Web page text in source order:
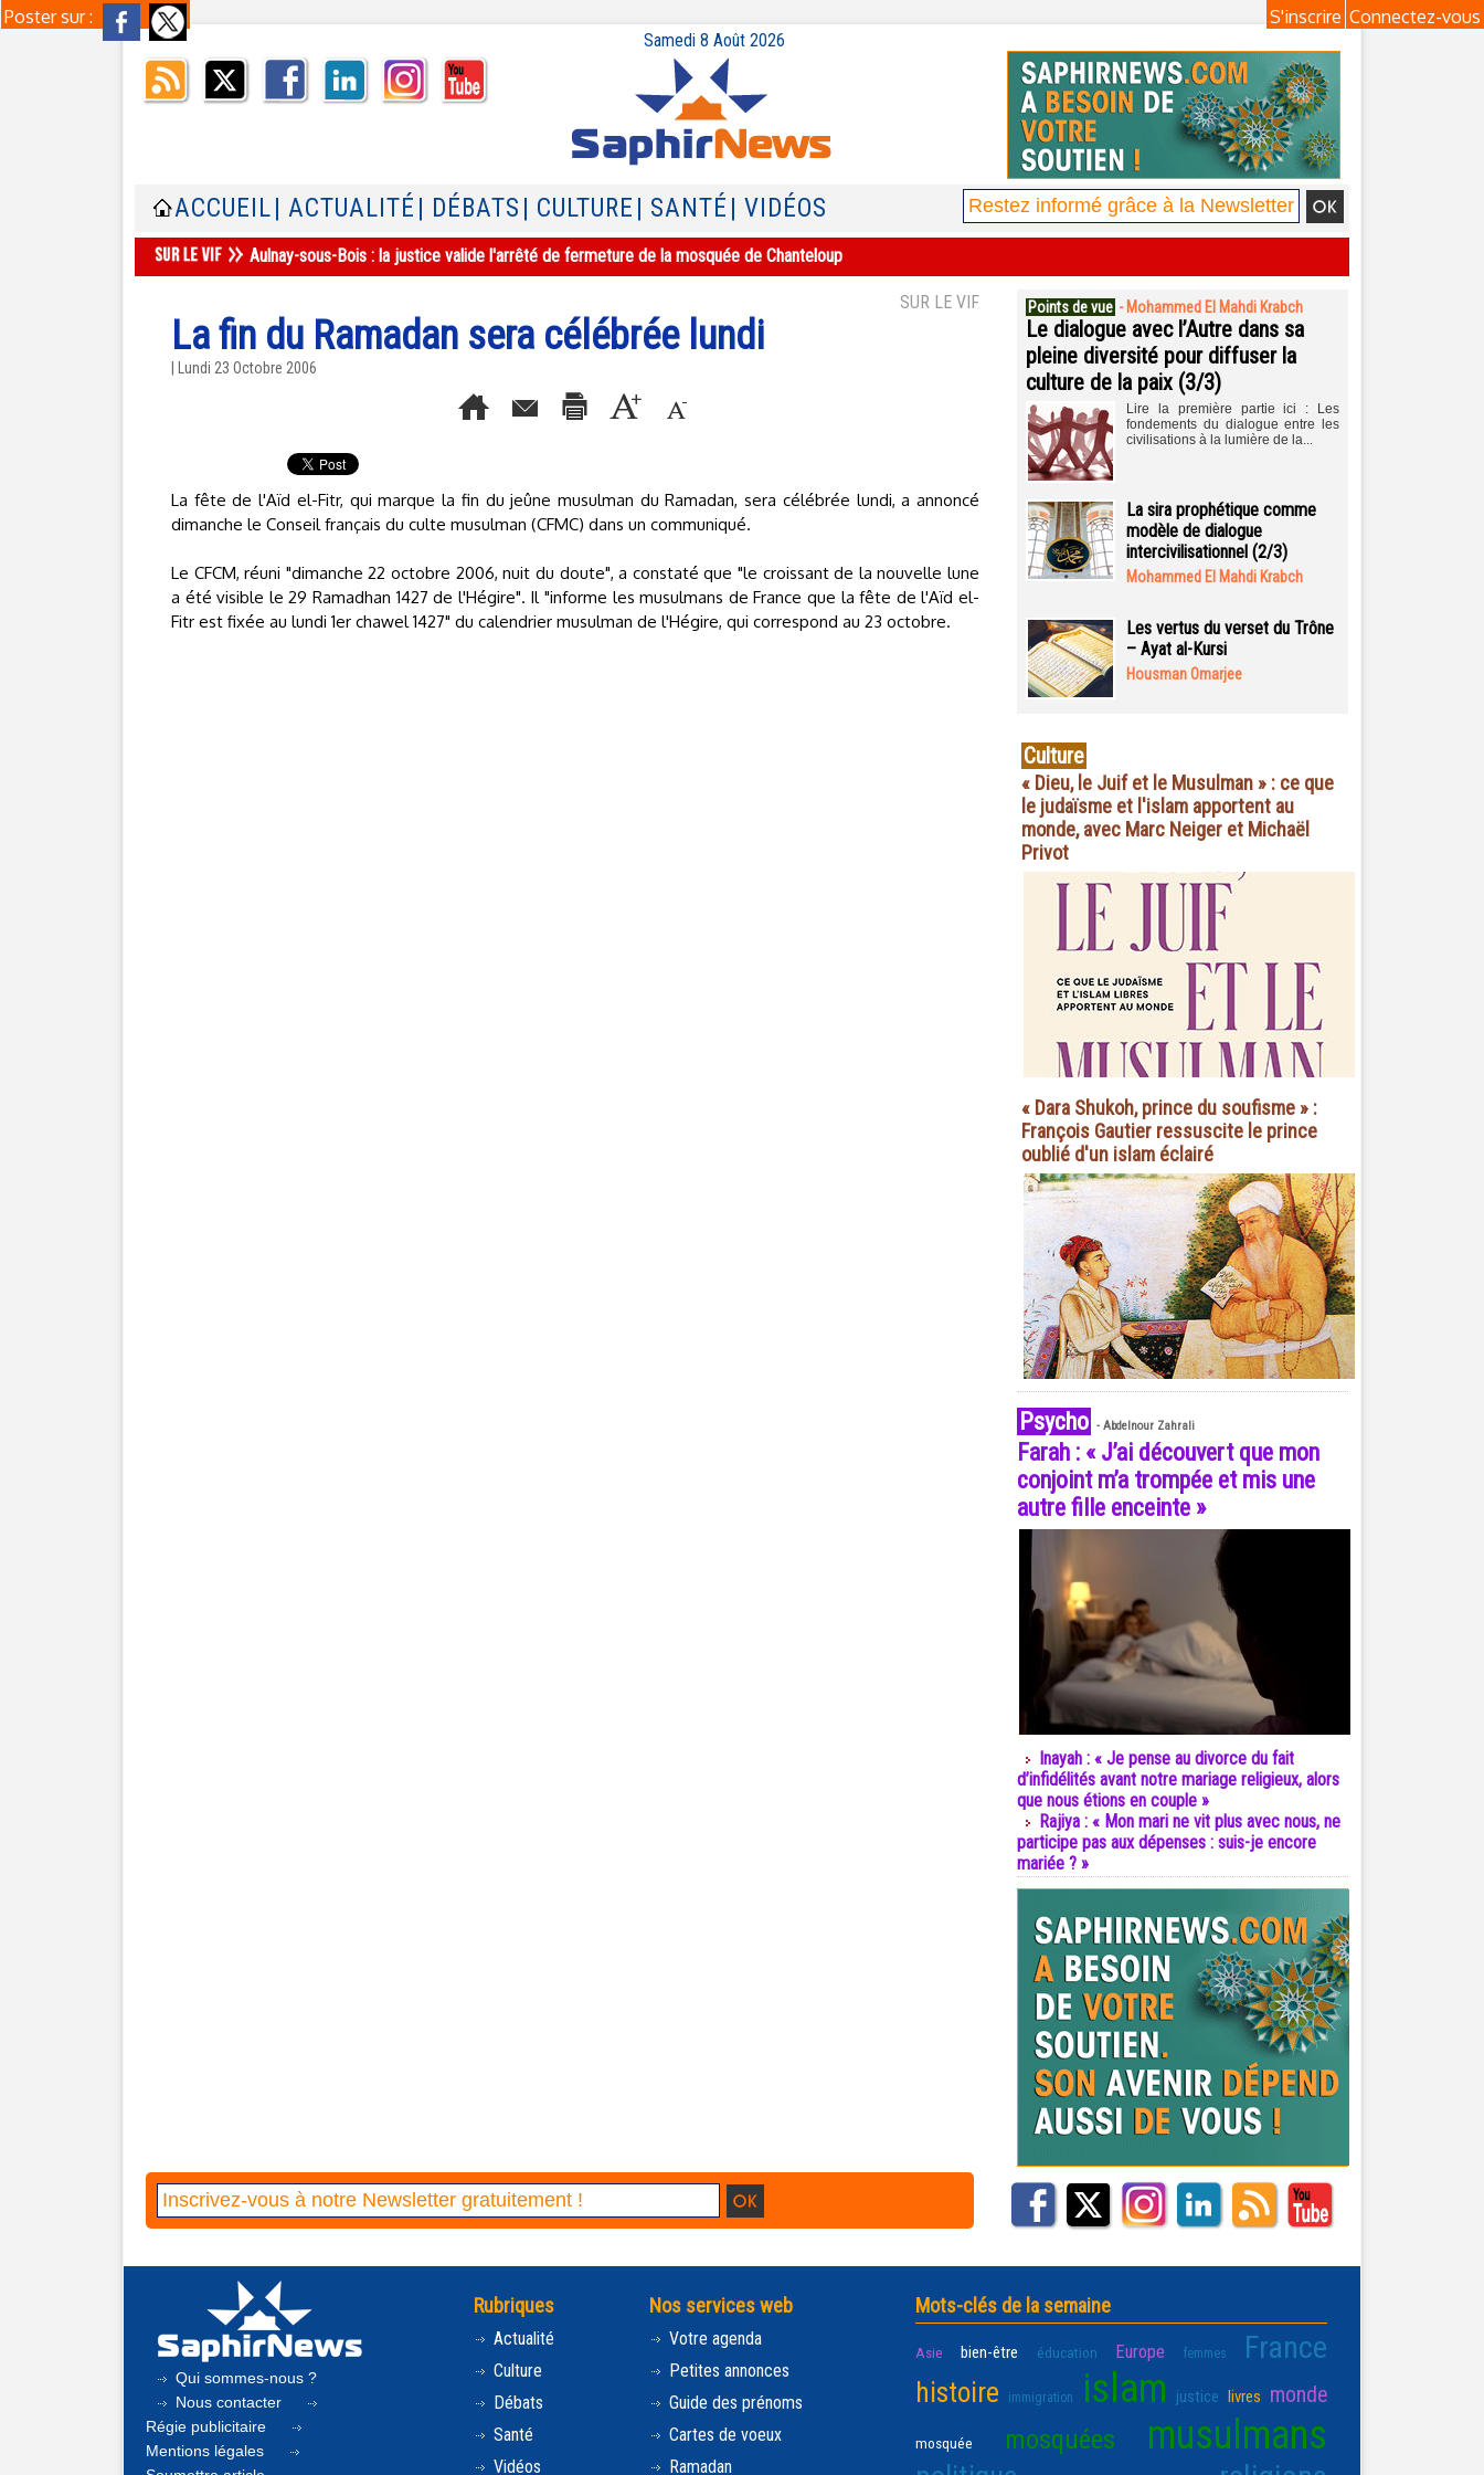
Poster sur : Connectez-vous
S'inscrire
Samedi 8 Août 2026
ACCUEIL | ACTUALITÉ | DÉBATS | CULTURE | SANTÉ | VIDÉOS
Aulnay-sous-Bois : la justice valide l'arrêté de fermeture de la mosquée de Chanteloup
SUR LE VIF
La fin du Ramadan sera célébrée lundi
| Lundi 23 Octobre 2006
La fête de l'Aïd el-Fitr, qui marque la fin du jeûne musulman du Ramadan, sera célébrée lundi, a annoncé
dimanche le Conseil français du culte musulman (CFMC) dans un communiqué.
Le CFCM, réuni "dimanche 22 octobre 2006, nuit du doute", a constaté que "le croissant de la nouvelle lune
a été visible le 29 Ramadhan 1427 de l'Hégire". Il "informe les musulmans de France que la fête de l'Aïd el-
Fitr est fixée au lundi 1er chawel 1427" du calendrier musulman de l'Hégire, qui correspond au 23 octobre.
Points de vue - Mohammed El Mahdi Krabch
Le dialogue avec l’Autre dans sa
pleine diversité pour diffuser la
culture de la paix (3/3)
Lire la première partie ici : Les
fondements du dialogue entre les
civilisations à la lumière de la...
La sira prophétique comme
modèle de dialogue
intercivilisationnel (2/3)
Mohammed El Mahdi Krabch
Les vertus du verset du Trône
– Ayat al-Kursi
Housman Omarjee
Culture
« Dieu, le Juif et le Musulman » : ce que
le judaïsme et l'islam apportent au
monde, avec Marc Neiger et Michaël
Privot
« Dara Shukoh, prince du soufisme » :
François Gautier ressuscite le prince
oublié d'un islam éclairé
Psycho - Abdelnour Zahrali
Farah : « J’ai découvert que mon
conjoint m’a trompée et mis une
autre fille enceinte »
Inayah : « Je pense au divorce du fait
d’infidélités avant notre mariage religieux, alors
que nous étions en couple »
Rajiya : « Mon mari ne vit plus avec nous, ne
participe pas aux dépenses : suis-je encore
mariée ? »
Qui sommes-nous ?
Nous contacter
Régie publicitaire
Mentions légales
Rubriques
Actualité
Culture
Débats
Santé
Vidéos
Nos services web
Votre agenda
Petites annonces
Guide des prénoms
Cartes de voeux
Ramadan
Mots-clés de la semaine
Asie bien-être éducation Europe femmes France
histoire immigration islam justice livres monde
mosquée mosquées musulmans